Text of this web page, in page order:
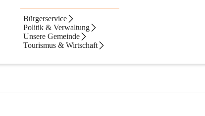
Bürgerservice
Politik & Verwaltung
Unsere Gemeinde
Tourismus & Wirtschaft